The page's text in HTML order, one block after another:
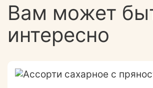
Вам может
интересно